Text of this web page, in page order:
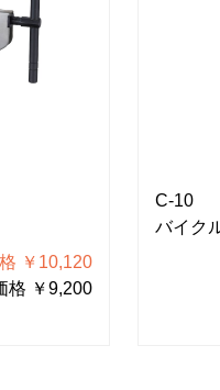
￥10,120
格 ￥9,200
C-10
バイク